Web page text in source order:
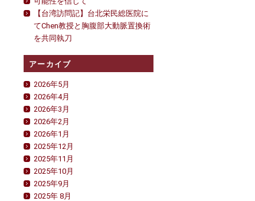
【台湾訪問記】台北栄民総医院に
てChen教授と胸腹部大動脈置換術
を共同執刀
アーカイブ
2026年5月
2026年4月
2026年3月
2026年2月
2026年1月
2025年12月
2025年11月
2025年10月
2025年9月
2025年 8月